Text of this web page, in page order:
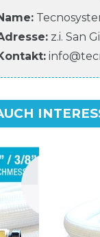
:
z.i. San